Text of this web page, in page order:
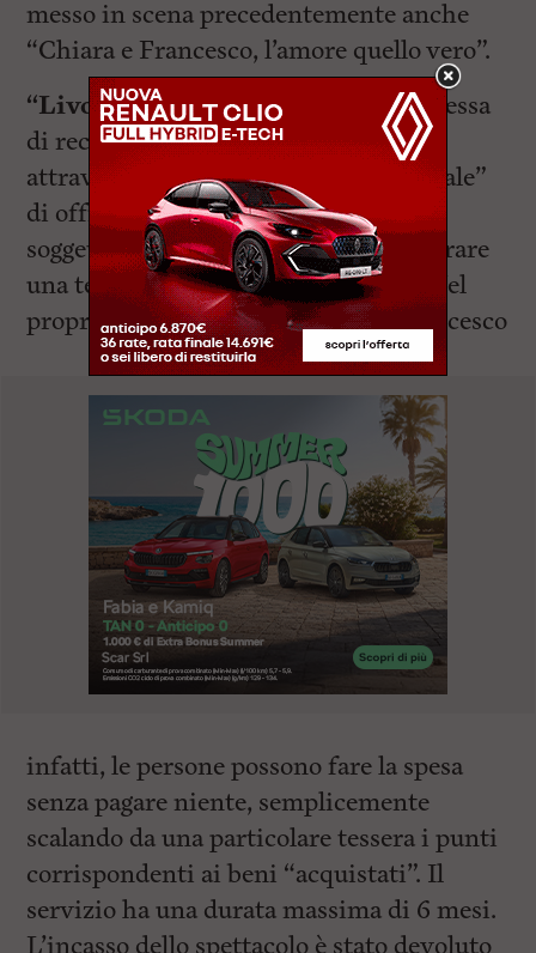
messo in scena precedentemente anche
“Chiara e Francesco, l’amore quello vero”.
“Livorno per tutti”è la Onlus anch’essa
di recente formazione che si propone
attraverso il progetto “Emporio Solidale”
di offrire a nuclei familiari o anche a
soggetti singoli la possibilità per superare
una temporanea situazione di crisi. Nel
proprio supermercato di via San Francesco
infatti, le persone possono fare la spesa
senza pagare niente, semplicemente
scalando da una particolare tessera i punti
corrispondenti ai beni “acquistati”. Il
servizio ha una durata massima di 6 mesi.